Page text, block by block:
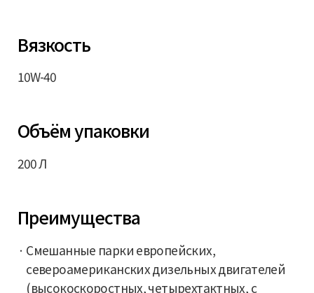
Вязкость
10W-40
Объём упаковки
200 Л
Преимущества
Смешанные парки европейских,
североамериканских дизельных двигателей
(высокоскоростных, четырехтактных, с